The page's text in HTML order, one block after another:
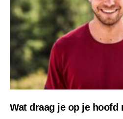
Wat draag je op je hoofd